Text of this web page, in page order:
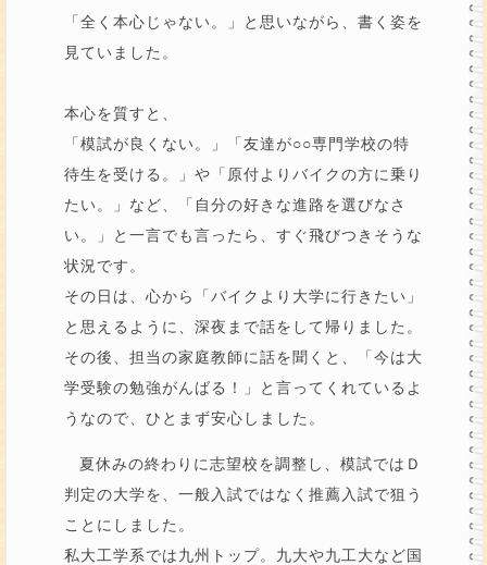
「全く本心じゃない。」と思いながら、書く姿を
見ていました。
本心を質すと、
「模試が良くない。」「友達が○○専門学校の特
待生を受ける。」や「原付よりバイクの方に乗り
たい。」など、「自分の好きな進路を選びなさ
い。」と一言でも言ったら、すぐ飛びつきそうな
状況です。
その日は、心から「バイクより大学に行きたい」
と思えるように、深夜まで話をして帰りました。
その後、担当の家庭教師に話を聞くと、「今は大
学受験の勉強がんばる！」と言ってくれているよ
うなので、ひとまず安心しました。
夏休みの終わりに志望校を調整し、模試ではＤ
判定の大学を、一般入試ではなく推薦入試で狙う
ことにしました。
私大工学系では九州トップ。九大や九工大など国